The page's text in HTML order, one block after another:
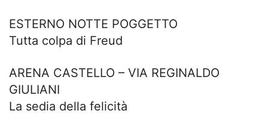
ESTERNO NOTTE POGGETTO
Tutta colpa di Freud
ARENA CASTELLO – VIA REGINALDO
GIULIANI
La sedia della felicità